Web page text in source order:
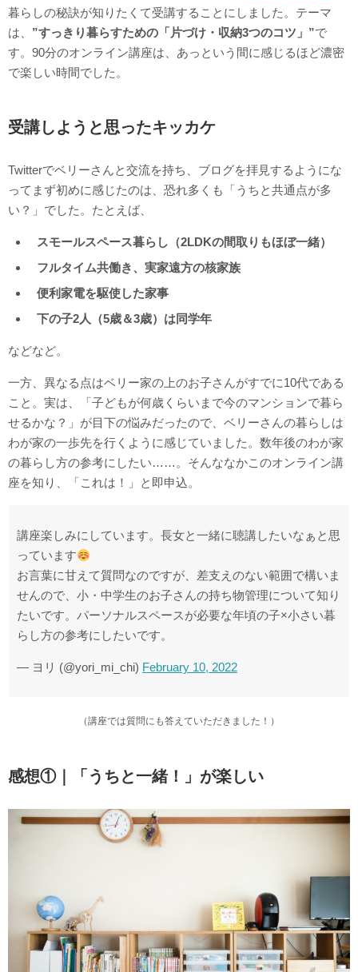
暮らしの秘訣が知りたくて受講することにしました。テーマ
は、 ”すっきり暮らすための「片づけ・収納3つのコツ」”で
す。90分のオンライン講座は、あっという間に感じるほど濃密
で楽しい時間でした。
受講しようと思ったキッカケ
Twitterでベリーさんと交流を持ち、ブログを拝見するようにな
ってまず初めに感じたのは、恐れ多くも「うちと共通点が多
い？」でした。たとえば、
スモールスペース暮らし（2LDKの間取りもほぼ一緒）
フルタイム共働き、実家遠方の核家族
便利家電を駆使した家事
下の子2人（5歳＆3歳）は同学年
などなど。
一方、異なる点はベリー家の上のお子さんがすでに10代である
こと。実は、「子どもが何歳くらいまで今のマンションで暮ら
せるかな？」が目下の悩みだったので、ベリーさんの暮らしは
わが家の一歩先を行くように感じていました。数年後のわが家
の暮らし方の参考にしたい……。そんななかこのオンライン講
座を知り、「これは！」と即申込。
講座楽しみにしています。長女と一緒に聴講したいなぁと思
っています
お言葉に甘えて質問なのですが、差支えのない範囲で構いま
せんので、小・中学生のお子さんの持ち物管理について知り
たいです。パーソナルスペースが必要な年頃の子×小さい暮
らし方の参考にしたいです。
— ヨリ (@yori_mi_chi) February 10, 2022
（講座では質問にも答えていただきました！）
感想①｜「うちと一緒！」が楽しい